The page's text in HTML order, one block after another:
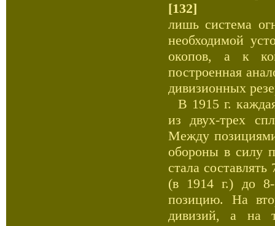
[132]
лишь система
необходимой
окопов, а к
построенная
дивизионных
В 1915 г.
из двух-трех
Между
обороны в силу
стала
(в 1914 г.) до
позицию. На
дивизий, а на